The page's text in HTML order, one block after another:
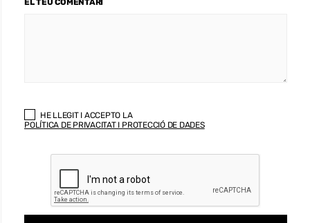
EL TEU COMENTARI
HE LLEGIT I ACCEPTO LA
POLÍTICA DE PRIVACITAT I PROTECCIÓ DE DADES